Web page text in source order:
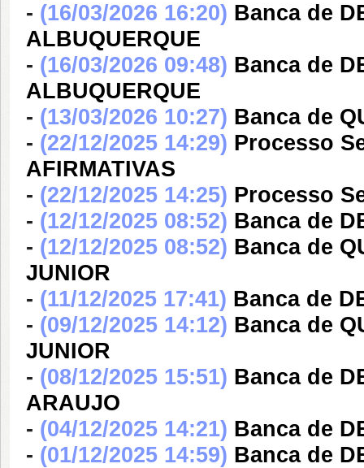
- (16/03/2026 16:20) Banca de
ALBUQUERQUE
- (16/03/2026 09:48) Banca de
ALBUQUERQUE
- (13/03/2026 10:27) Banca de
- (22/12/2025 14:29) Processo
AFIRMATIVAS
- (22/12/2025 14:25) Processo
- (12/12/2025 08:52) Banca de
- (12/12/2025 08:52) Banca de
JUNIOR
- (11/12/2025 17:41) Banca de
- (09/12/2025 14:12) Banca de
JUNIOR
- (08/12/2025 15:51) Banca de
ARAUJO
- (04/12/2025 14:21) Banca de
- (01/12/2025 14:59) Banca de